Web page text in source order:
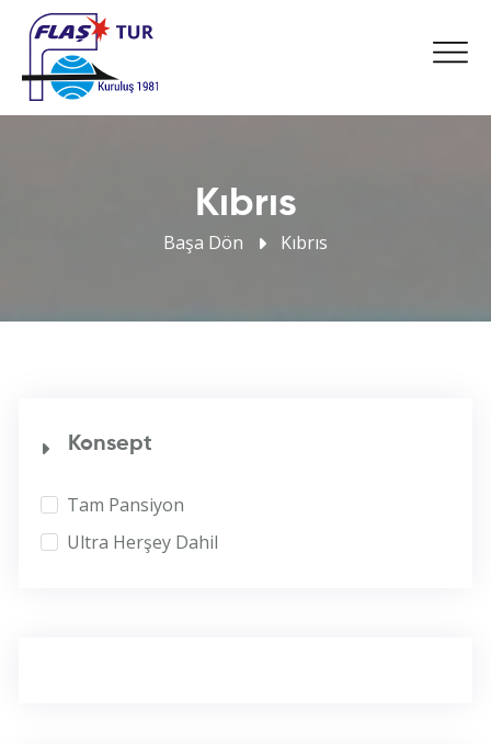
Kıbrıs
Başa Dön Kıbrıs
Konsept
Tam Pansiyon
Ultra Herşey Dahil